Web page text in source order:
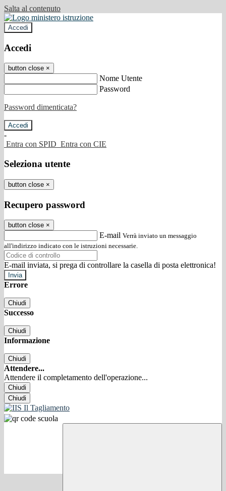
Salta al contenuto
Accedi
Accedi
button close ×
Nome Utente
Password
Password dimenticata?
-
Entra con SPID Entra con CIE
Seleziona utente
button close ×
Recupero password
button close ×
E-mail Verrà inviato un messaggio
all'indirizzo indicato con le istruzioni necessarie.
E-mail inviata, si prega di controllare la casella di posta elettronica!
Errore
Chiudi
Successo
Chiudi
Informazione
Chiudi
Attendere...
Attendere il completamento dell'operazione...
Chiudi
Chiudi